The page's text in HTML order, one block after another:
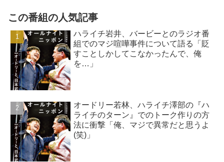
この番組の人気記事
ハライチ岩井、バービーとのラジオ番
組でのマジ喧嘩事件について語る「貶
すことしかしてこなかったんで、俺
を…」
オードリー若林、ハライチ澤部の『ハ
ライチのターン』でのトーク作りの方
法に衝撃「俺、マジで異常だと思うよ
(笑)」